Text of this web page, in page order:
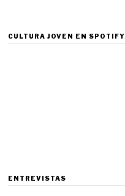
CULTURA JOVEN EN SPOTIFY
ENTREVISTAS